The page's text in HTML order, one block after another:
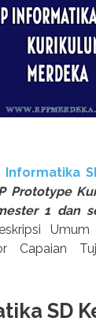
Informatika
Prototype
1 dan
Capaian
SD